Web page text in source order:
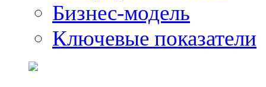
Бизнес-модель
Ключевые показатели